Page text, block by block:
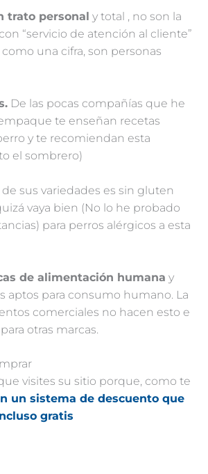
trato personal y total , no son la
“servicio de atención al cliente”
una cifra, son personas
De las pocas compañías que he
te enseñan recetas
y te recomiendan esta
el sombrero)
de sus variedades es sin gluten
vaya bien (No lo he probado
para perros alérgicos a esta
de alimentación humana y
aptos para consumo humano. La
comerciales no hacen esto e
otras marcas.
visites su sitio porque, como te
un sistema de descuento que
gratis